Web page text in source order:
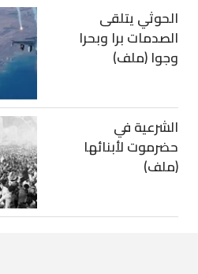
الحوثي يتلقى
الصدمات برا وبحرا
وجوا (ملف)
الشرعية في
حضرموت لأبنائها
(ملف)